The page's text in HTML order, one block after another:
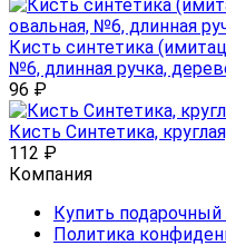
Кисть синтетика
№6, длинная ручка,
96 ₽
Кисть Синтетика,
112 ₽
Компания
Купить
Политика